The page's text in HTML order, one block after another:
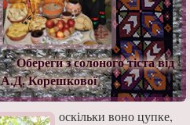
Обереги з солоного тіста від
А.Д. Корешкової
оскільки воно цупке,